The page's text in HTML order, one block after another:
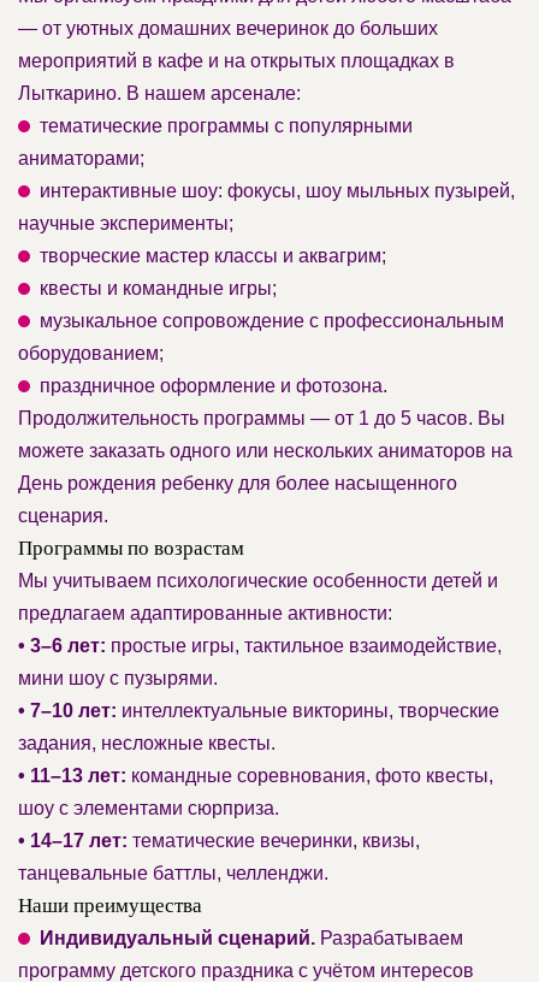
— от уютных домашних вечеринок до больших
мероприятий в кафе и на открытых площадках в
Лыткарино. В нашем арсенале:
тематические программы с популярными
аниматорами;
интерактивные шоу: фокусы, шоу мыльных пузырей,
научные эксперименты;
творческие мастер классы и аквагрим;
квесты и командные игры;
музыкальное сопровождение с профессиональным
оборудованием;
праздничное оформление и фотозона.
Продолжительность программы — от 1 до 5 часов. Вы
можете заказать одного или нескольких аниматоров на
День рождения ребенку для более насыщенного
сценария.
Программы по возрастам
Мы учитываем психологические особенности детей и
предлагаем адаптированные активности:
• 3–6 лет: простые игры, тактильное взаимодействие,
мини шоу с пузырями.
• 7–10 лет: интеллектуальные викторины, творческие
задания, несложные квесты.
• 11–13 лет: командные соревнования, фото квесты,
шоу с элементами сюрприза.
• 14–17 лет: тематические вечеринки, квизы,
танцевальные баттлы, челленджи.
Наши преимущества
Индивидуальный сценарий. Разрабатываем
программу детского праздника с учётом интересов